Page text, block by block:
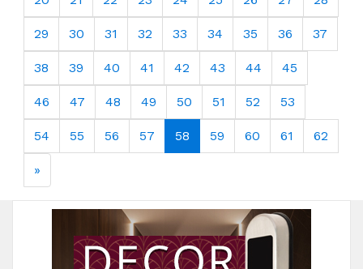
29 30 31 32 33 34 35 36 37
38 39 40 41 42 43 44 45
46 47 48 49 50 51 52 53
54 55 56 57 58 59 60 61 62
»